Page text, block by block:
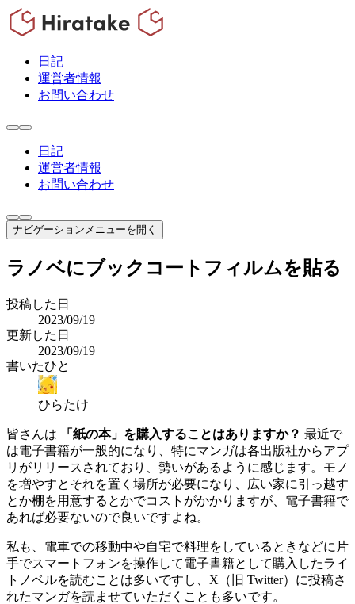
日記
運営者情報
お問い合わせ
日記
運営者情報
お問い合わせ
ナビゲーションメニューを開く
ラノベにブックコートフィルムを貼る
投稿した日
2023/09/19
更新した日
2023/09/19
書いたひと
ひらたけ
皆さんは 「紙の本」を購入することはありますか？ 最近で
は電子書籍が一般的になり、特にマンガは各出版社からアプ
リがリリースされており、勢いがあるように感じます。モノ
を増やすとそれを置く場所が必要になり、広い家に引っ越す
とか棚を用意するとかでコストがかかりますが、電子書籍で
あれば必要ないので良いですよね。
私も、電車での移動中や自宅で料理をしているときなどに片
手でスマートフォンを操作して電子書籍として購入したライ
トノベルを読むことは多いですし、X（旧 Twitter）に投稿さ
れたマンガを読ませていただくことも多いです。